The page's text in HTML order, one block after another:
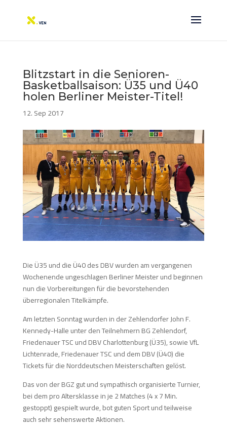
Blitzstart in die Senioren-
Basketballsaison: Ü35 und Ü40
holen Berliner Meister-Titel!
12. Sep 2017
Die Ü35 und die Ü40 des DBV wurden am vergangenen
Wochenende ungeschlagen Berliner Meister und beginnen
nun die Vorbereitungen für die bevorstehenden
überregionalen Titelkämpfe.
Am letzten Sonntag wurden in der Zehlendorfer John F.
Kennedy-Halle unter den Teilnehmern BG Zehlendorf,
Friedenauer TSC und DBV Charlottenburg (Ü35), sowie VfL
Lichtenrade, Friedenauer TSC und dem DBV (Ü40) die
Tickets für die Norddeutschen Meisterschaften gelöst.
Das von der BGZ gut und sympathisch organisierte Turnier,
bei dem pro Altersklasse in je 2 Matches (4 x 7 Min.
gestoppt) gespielt wurde, bot guten Sport und teilweise
auch sehr sehenswerte Aktionen.